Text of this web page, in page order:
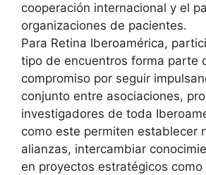
cooperación internacional y el
organizaciones de pacientes.
Para Retina Iberoamérica,
tipo de encuentros forma parte
compromiso por seguir
conjunto entre asociaciones,
investigadores de toda
como este permiten establecer
alianzas, intercambiar
en proyectos estratégicos como